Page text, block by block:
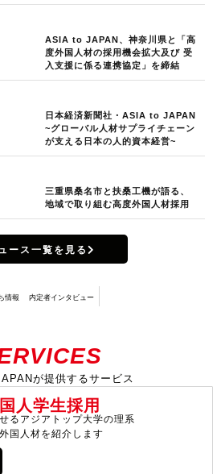
ASIA to JAPAN、神奈川県と「高
度外国人材の採用機会拡大及び 受
入支援に係る連携協定」を締結
日本経済新聞社・ASIA to JAPAN
~グローバル人材サプライチェーン
が支える日本の人的資本経営~
三重県桑名市と扶桑工機が語る、
地域で取り組む高度外国人材採用
ース一覧を見る
情報 内定者インタビュー
が提供するサービス
人学生採用
るアジアトップ大学の理系
国人材を紹介します